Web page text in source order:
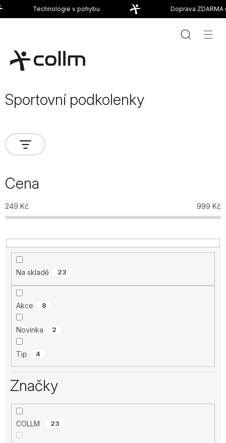
Přejít
Technologie v pohybu Doprava ZDARMA
Sportovní podkolenky
Cena
249 Kč 999 Kč
Na skladě 23
Akce 8
Novinka 2
Tip 4
Značky
COLLM 23